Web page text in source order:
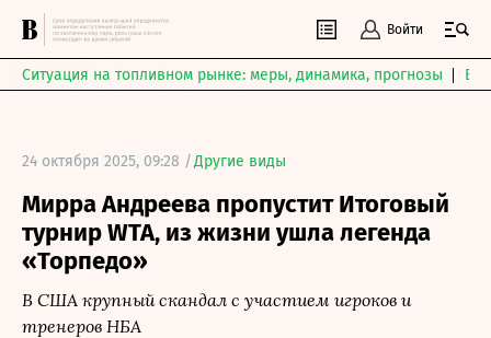
Войти
Ситуация на топливном рынке: меры, динамика, прогнозы
24 октября 2025, 09:28 /Другие виды
Мирра Андреева пропустит Итоговый
турнир WTA, из жизни ушла легенда
«Торпедо»
В США крупный скандал с участием игроков и
тренеров НБА